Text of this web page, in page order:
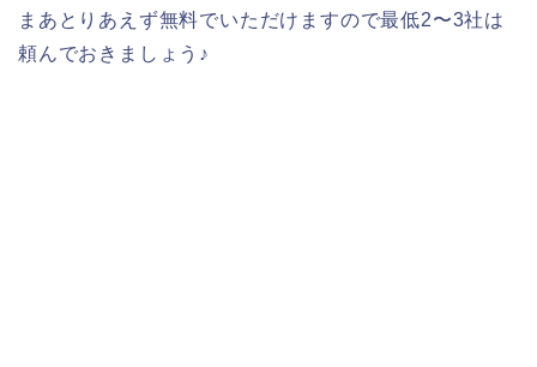
まあとりあえず無料でいただけますので最低2〜3社は
頼んでおきましょう♪